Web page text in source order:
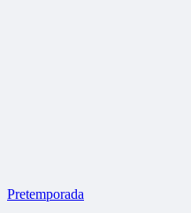
Pretemporada